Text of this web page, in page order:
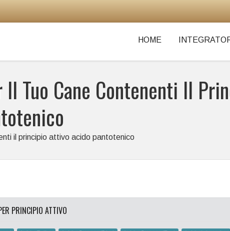
HOME
Tuo Cane Contenenti Il
il principio attivo acido pantotenico
PRINCIPIO ATTIVO